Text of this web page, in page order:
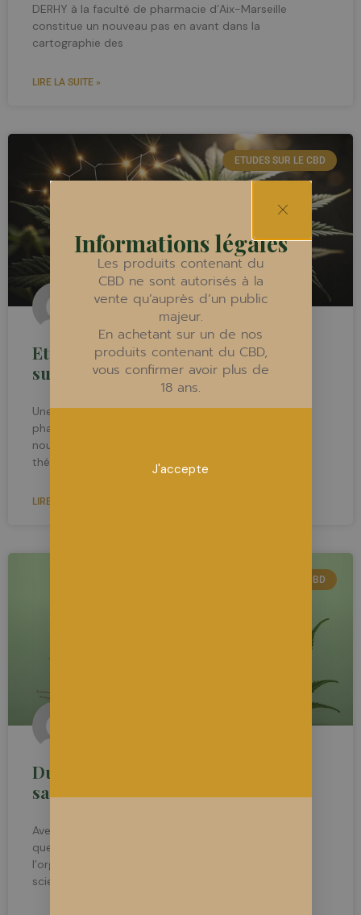
DERHY à la faculté de pharmacie d’Aix-Marseille
constitue un nouveau pas en avant dans la
cartographie des
LIRE LA SUITE »
ETUDES SUR LE CBD
Etude : Effets prometteurs du CBD
sur l’anxiété et l’insomnie
Une thèse déposée en 2023 par la docteur en
pharmacologie Pauline Thanguy continue d’ouvrir de
nouveaux horizons pour le CBD sur les thématiques
thérapeutiques. (Source
LIRE LA SUITE »
ETUDES SUR LE CBD
Durée de détection du CBD dans la
salive
Avec l’essor du cannabidiol (CBD), de nombreuses
questions émergent concernant sa détection dans
l’organisme, notamment dans la salive. Que dit la
science à ce sujet
Informations légales
Les produits contenant du
CBD ne sont autorisés à la
vente qu’auprès d’un public
majeur.
En achetant sur un de nos
produits contenant du CBD,
vous confirmer avoir plus de
18 ans.
J'accepte